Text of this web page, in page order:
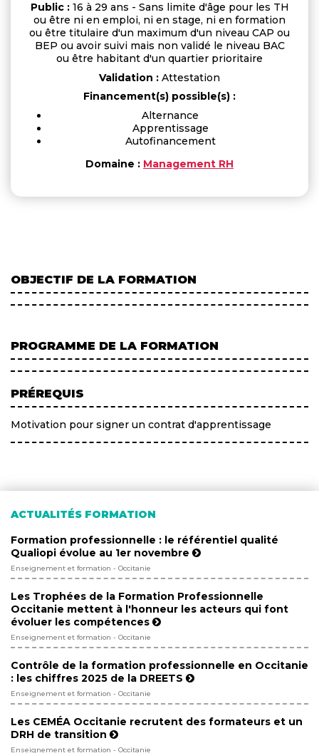
Public :16 à 29 ans - Sans limite d'âge pour les TH
ou être ni en emploi, ni en stage, ni en formation
ou être titulaire d'un maximum d'un niveau CAP ou
BEP ou avoir suivi mais non validé le niveau BAC
ou être habitant d'un quartier prioritaire
Validation : Attestation
Financement(s) possible(s) :
Alternance
Apprentissage
Autofinancement
Domaine : Management RH
OBJECTIF DE LA FORMATION
PROGRAMME DE LA FORMATION
PRÉREQUIS
Motivation pour signer un contrat d'apprentissage
ACTUALITÉS FORMATION
Formation professionnelle : le référentiel qualité
Qualiopi évolue au 1er novembre
Enseignement et formation - Occitanie
Les Trophées de la Formation Professionnelle
Occitanie mettent à l'honneur les acteurs qui font
évoluer les compétences
Enseignement et formation - Occitanie
Contrôle de la formation professionnelle en Occitanie
: les chiffres 2025 de la DREETS
Enseignement et formation - Occitanie
Les CEMÉA Occitanie recrutent des formateurs et un
DRH de transition
Enseignement et formation - Occitanie